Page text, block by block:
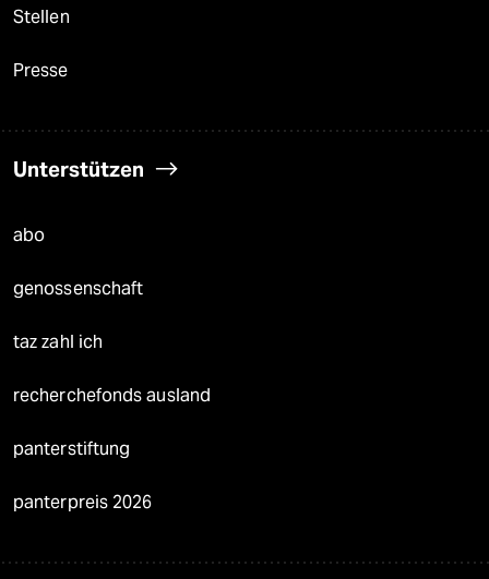
Stellen
Presse
Unterstützen
abo
genossenschaft
taz zahl ich
recherchefonds ausland
panterstiftung
panterpreis 2026